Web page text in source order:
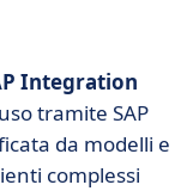
Integration
tramite SAP
da modelli e
complessi